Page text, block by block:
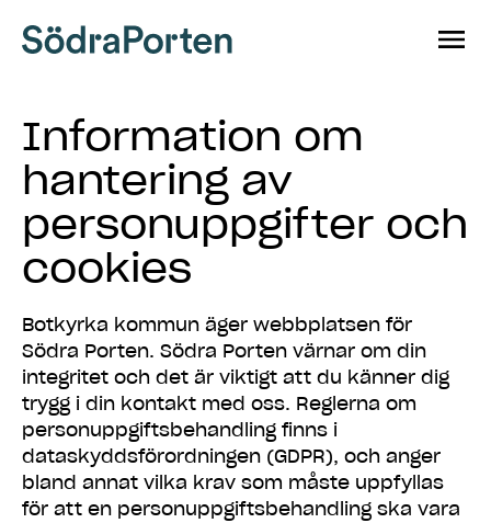
Information om
hantering av
personuppgifter och
cookies
Botkyrka kommun äger webbplatsen för
Södra Porten. Södra Porten värnar om din
integritet och det är viktigt att du känner dig
trygg i din kontakt med oss. Reglerna om
personuppgiftsbehandling finns i
dataskyddsförordningen (GDPR), och anger
bland annat vilka krav som måste uppfyllas
för att en personuppgiftsbehandling ska vara